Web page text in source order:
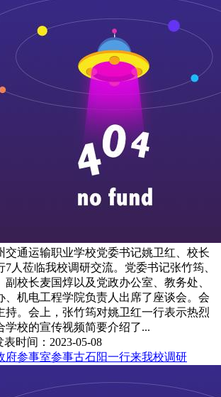
交通运输职业学校党委书记姚卫红、校长
7人莅临我校调研交流。党委书记张竹筠、
副校长麦国焞以及党政办公室、教务处、
、机电工程学院负责人出席了座谈会。会
持。会上，张竹筠对姚卫红一行表示热烈
学校的宣传视频简要介绍了...
表时间：2023-05-08
府参事室参事古石阳一行来我校调研